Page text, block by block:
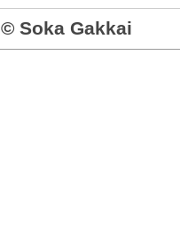
© Soka Gakkai